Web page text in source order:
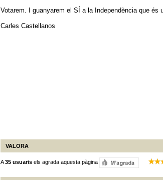
Votarem. I guanyarem el SÍ a la Independència que és
Carles Castellanos
VALORA
A35 usuaris els agrada aquesta pàgina